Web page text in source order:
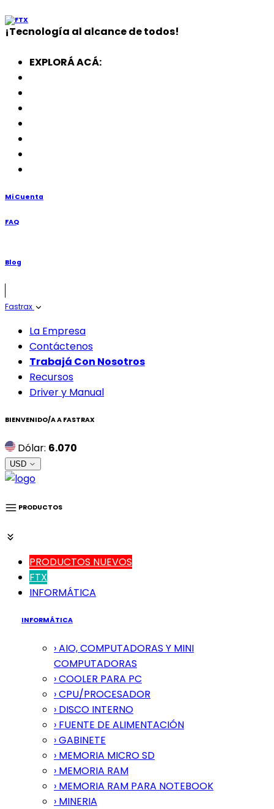
¡Tecnología al alcance de todos!
EXPLORÁ ACÁ:
Mi Cuenta
FAQ
Blog
Fastrax
La Empresa
Contáctenos
Trabajá Con Nosotros
Recursos
Driver y Manual
BIENVENIDO/A A FASTRAX
Dólar: 6.070
USD
PRODUCTOS
PRODUCTOS NUEVOS
FTX
INFORMÁTICA
INFORMÁTICA
› AIO, COMPUTADORAS Y MINI
COMPUTADORAS
› COOLER PARA PC
› CPU/PROCESADOR
› DISCO INTERNO
› FUENTE DE ALIMENTACIÓN
› GABINETE
› MEMORIA MICRO SD
› MEMORIA RAM
› MEMORIA RAM PARA NOTEBOOK
› MINERIA